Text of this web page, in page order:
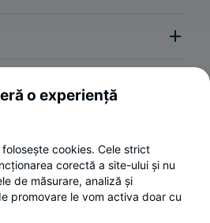
și condiții
confidențialitate
ANPC
cookies
o experiență
cookies. Cele strict
corectă a site-ului și nu
de măsurare, analiză și
promovare le vom activa doar cu